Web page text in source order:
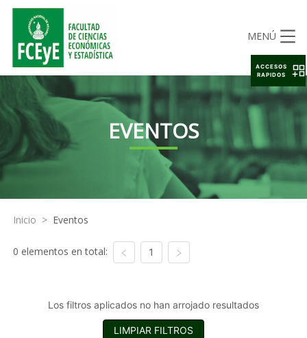
MENÚ
EVENTOS
Inicio > Eventos
0 elementos en total: 1
Los filtros aplicados no han arrojado resultados
LIMPIAR FILTROS
ACCESOS
RAPIDOS